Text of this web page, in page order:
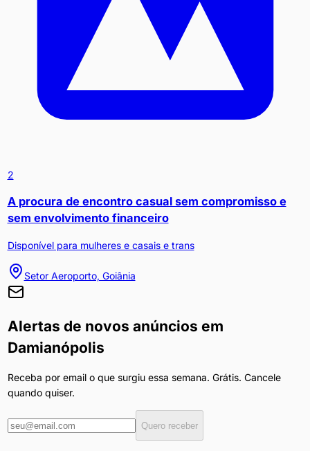
2
A procura de encontro casual sem compromisso e
sem envolvimento financeiro
Disponível para mulheres e casais e trans
Setor Aeroporto, Goiânia
Alertas de novos anúncios em
Damianópolis
Receba por email o que surgiu essa semana. Grátis. Cancele
quando quiser.
Quero receber